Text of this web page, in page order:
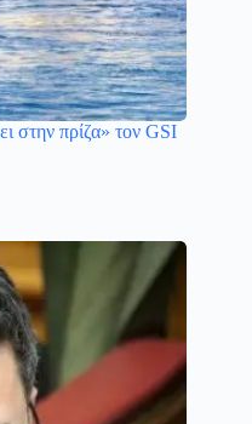
στην πρίζα» τον GSI